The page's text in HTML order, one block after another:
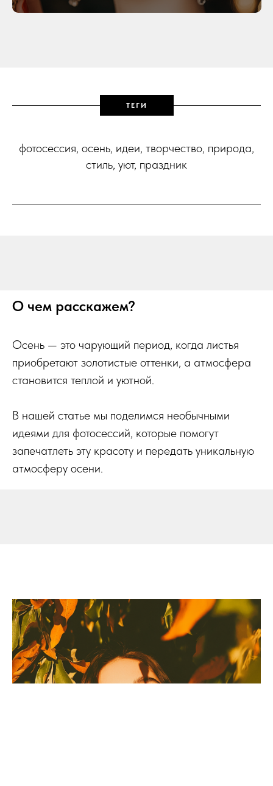
ТЕГИ
фотосессия, осень, идеи, творчество, природа,
стиль, уют, праздник
О чем расскажем?
Осень — это чарующий период, когда листья
приобретают золотистые оттенки, а атмосфера
становится теплой и уютной.
В нашей статье мы поделимся необычными
идеями для фотосессий, которые помогут
запечатлеть эту красоту и передать уникальную
атмосферу осени.